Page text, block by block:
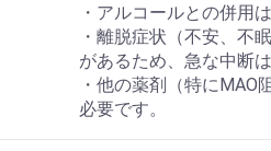
・アルコールとの併用
・離脱症状（不安、不
があるため、急な中断
・他の薬剤（特にMAO
必要です。